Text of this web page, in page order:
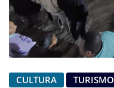
CULTURA TURISMO